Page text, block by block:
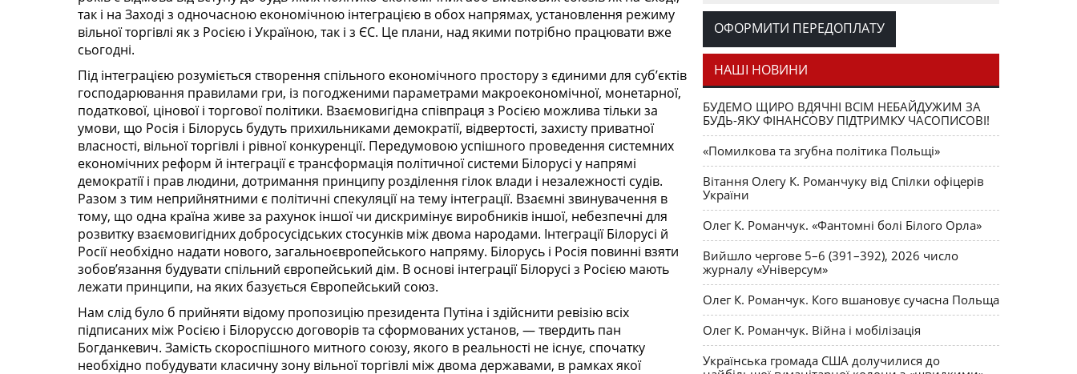
так і на Заході з одночасною економічною інтеграцією в обох напрямах, установлення режиму
вільної торгівлі як з Росією і Україною, так і з ЄС. Це плани, над якими потрібно працювати вже
сьогодні.
Під інтеграцією розуміється створення спільного економічного простору з єдиними для суб’єктів
господарювання правилами гри, із погодженими параметрами макроекономічної, монетарної,
податкової, цінової і торгової політики. Взаємовигідна співпраця з Росією можлива тільки за
умови, що Росія і Білорусь будуть прихильниками демократії, відвертості, захисту приватної
власності, вільної торгівлі і рівної конкуренції. Передумовою успішного проведення системних
економічних реформ й інтеграції є трансформація політичної системи Білорусі у напрямі
демократії і прав людини, дотримання принципу розділення гілок влади і незалежності судів.
Разом з тим неприйнятними є політичні спекуляції на тему інтеграції. Взаємні звинувачення в
тому, що одна країна живе за рахунок іншої чи дискримінує виробників іншої, небезпечні для
розвитку взаємовигідних добросусідських стосунків між двома народами. Інтеграції Білорусі й
Росії необхідно надати нового, загальноєвропейського напряму. Білорусь і Росія повинні взяти
зобов’язання будувати спільний європейський дім. В основі інтеграції Білорусі з Росією мають
лежати принципи, на яких базується Європейський союз.
Нам слід було б прийняти відому пропозицію президента Путіна і здійснити ревізію всіх
підписаних між Росією і Білоруссю договорів та сформованих установ, — твердить пан
Богданкевич. Замість скороспішного митного союзу, якого в реальності не існує, спочатку
необхідно побудувати класичну зону вільної торгівлі між двома державами, в рамках якої
феномен: ринковий соціалізм
КНИГАРНЯ Олег К. Романчук Нам бракує
української мрії
«Під знаком шаманського бубна»
СУСПІЛЬСТВО Юрій ЩербакПейзаж пiсля битви
НАУКА Леонід Шульман: «Якої політики я б хотів
від адміністрації В. Ющенка»
ОФОРМИТИ ПЕРЕДОПЛАТУ
НАШІ НОВИНИ
БУДЕМО ЩИРО ВДЯЧНІ ВСІМ НЕБАЙДУЖИМ ЗА
БУДЬ-ЯКУ ФІНАНСОВУ ПІДТРИМКУ ЧАСОПИСОВІ!
«Помилкова та згубна політика Польщі»
Вітання Олегу К. Романчуку від Спілки офіцерів
України
Олег К. Романчук. «Фантомні болі Білого Орла»
Вийшло чергове 5–6 (391–392), 2026 число
журналу «Універсум»
Олег К. Романчук. Кого вшановує сучасна Польща
Олег К. Романчук. Війна і мобілізація
Українська громада США долучилися до